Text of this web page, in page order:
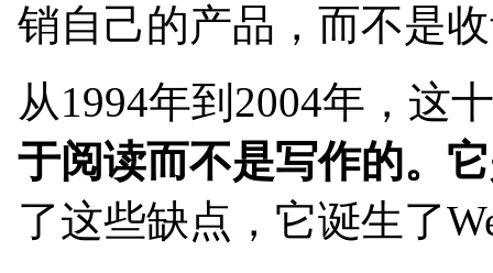
销自己的产品，而不是
从1994年到2004年，这
于阅读而不是写作的。
了这些缺点，它诞生了